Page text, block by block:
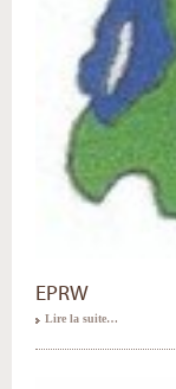
EPRW
Lire la suite…